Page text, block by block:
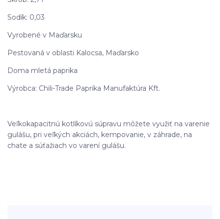
Sodík: 0,03
Vyrobené v Maďarsku
Pestovaná v oblasti Kalocsa, Maďarsko
Doma mletá paprika
Výrobca: Chili-Trade Paprika Manufaktúra Kft.
Veľkokapacitnú kotlíkovú súpravu môžete využiť na varenie
gulášu, pri veľkých akciách, kempovanie, v záhrade, na
chate a súťažiach vo varení gulášu.